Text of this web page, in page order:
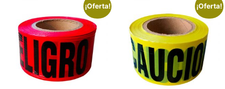
¡Oferta! ¡Oferta!